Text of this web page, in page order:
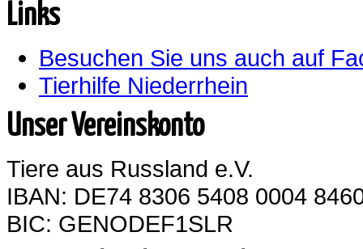
Links
Besuchen Sie uns auch auf
Tierhilfe Niederrhein
Unser Vereinskonto
Tiere aus Russland e.V.
IBAN: DE74 8306 5408 0004
BIC: GENODEF1SLR